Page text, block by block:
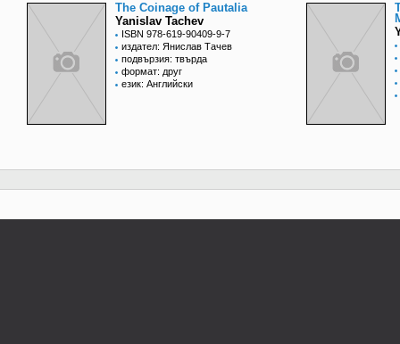
The Coinage of Pautalia
Yanislav Tachev
ISBN 978-619-90409-9-7
издател: Янислав Тачев
подвързия: твърда
формат: друг
език: Английски